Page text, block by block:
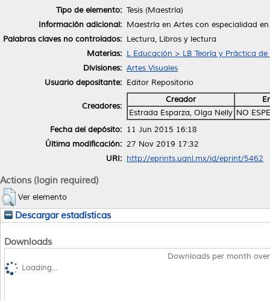
Tipo de elemento: Tesis (Maestría)
Información adicional: Maestría en Artes con especialidad
Palabras claves no controlados: Lectura, Libros y lectura
Materias: L Educación > LB Teoría y Práctica
Divisiones: Artes Visuales
Usuario depositante: Editor Repositorio
Creadores:
Creador
Estrada Esparza, Olga Nelly NO
Fecha del depósito: 11 Jun 2015 16:18
Última modificación: 27 Nov 2019 17:32
URI: http://eprints.uanl.mx/id/eprint/5462
Actions (login required)
Ver elemento
Descargar estadísticas
Downloads
Downloads per month
Loading...